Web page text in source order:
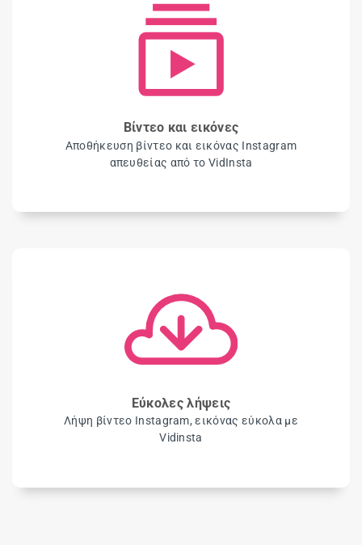
Βίντεο και εικόνες
Αποθήκευση βίντεο και εικόνας Instagram
απευθείας από το VidInsta
Εύκολες λήψεις
Λήψη βίντεο Instagram, εικόνας εύκολα με
Vidinsta